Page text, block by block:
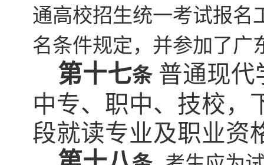
通高校招生统一考试报名
名条件规定，并参加了广
第十七条 普通现代
中专、职中、技校，
段就读专业及职业资